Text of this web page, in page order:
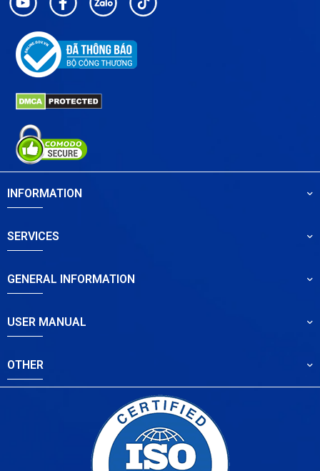
INFORMATION
SERVICES
GENERAL INFORMATION
USER MANUAL
OTHER